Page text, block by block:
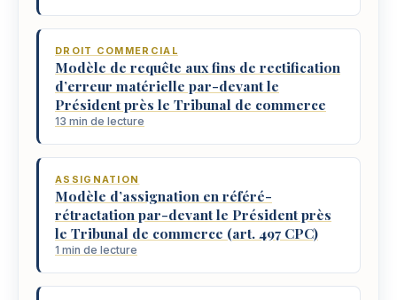
DROIT COMMERCIAL
Modèle de requête aux fins de rectification
d’erreur matérielle par-devant le
Président près le Tribunal de commerce
13 min de lecture
ASSIGNATION
Modèle d’assignation en référé-
rétractation par-devant le Président près
le Tribunal de commerce (art. 497 CPC)
1 min de lecture